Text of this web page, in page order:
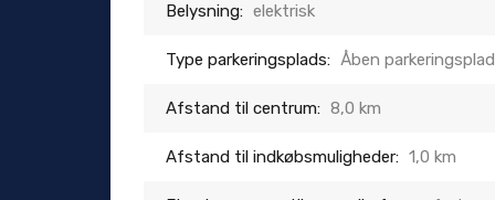
Belysning: elektrisk
Type parkeringsplads: Åben
Afstand til centrum: 8,0 km
Afstand til indkøbsmuligheder: 1,0 km